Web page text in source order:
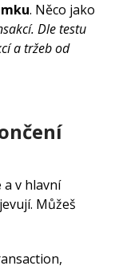
. Něco jako
Dle testu
a tržeb od
a v hlavní
Můžeš